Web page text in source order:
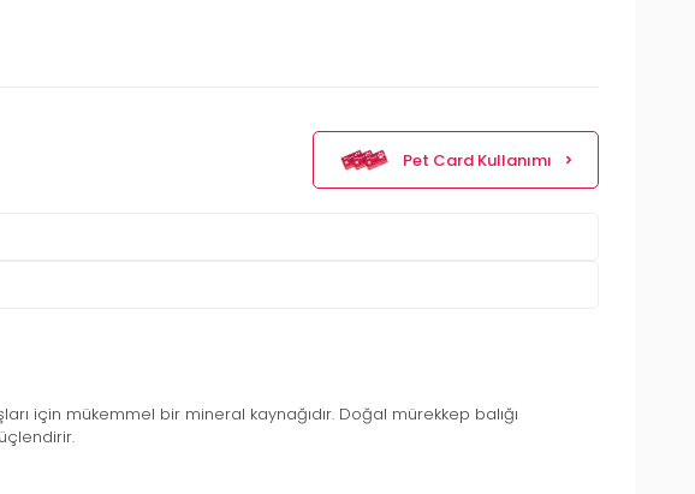
Pet Card Kullanımı
için mükemmel bir mineral kaynağıdır. Doğal mürekkep balığı